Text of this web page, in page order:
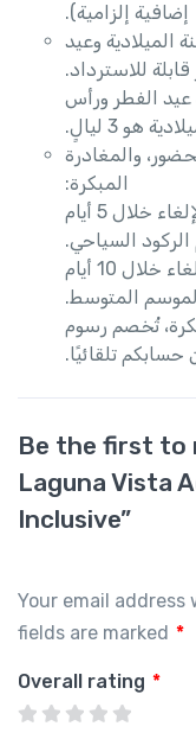
إضافية إلزامية).
وعيد
قابلة للاسترداد.
عيد الفطر ورأس
هو 3 ليالٍ.
والمغادرة
المبكرة:
تُطبق رسوم إلغاء ليلة واحدة في حال الإلغاء خلال 5 أيام
السياحي.
تُطبق رسوم إلغاء ليلة واحدة في حال الإلغاء خلال 10 أيام
المتوسط.
تُخصم رسوم
حسابكم تلقائيًا.
Be the first to
Laguna Vista
Inclusive”
Your email address
fields are marked *
Overall rating *